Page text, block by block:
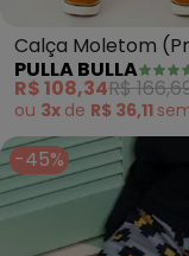
Calça Moletom
PULLA BULLA
R$ 108,34R$
ou 3x de R$ 36,11
-45%